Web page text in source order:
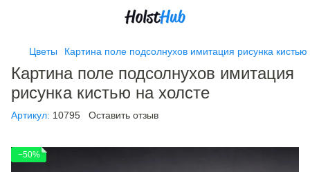
Цветы Картина поле подсолнухов имитация рисунка кистью
Картина поле подсолнухов имитация
рисунка кистью на холсте
Артикул: 10795 Оставить отзыв
−50%